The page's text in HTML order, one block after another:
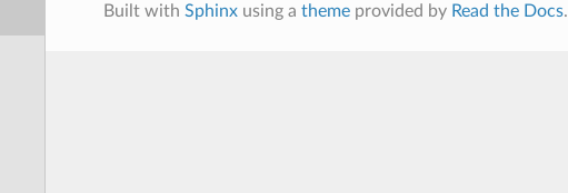
Built with Sphinxusing a themeprovided by Read the Docs.